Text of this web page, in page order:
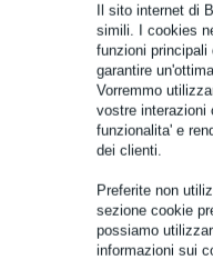
Il sito internet di
simili. I cookies
funzioni principali
garantire
Vorremmo
vostre interazioni
funzionalita' e
dei clienti.
Preferite non
sezione cookie
possiamo
informazioni sui
Vedi anche (3)